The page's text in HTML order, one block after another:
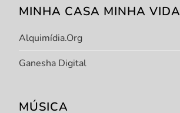
MINHA CASA MINHA VIDA
Alquimídia.org
Ganesha Digital
MÚSICA